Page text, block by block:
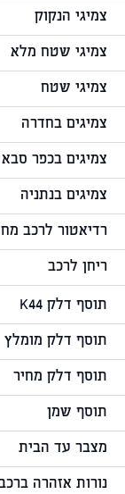
צמיגי הנקוק
צמיגי שטח מלא
צמיגי שטח
צמיגים בחדרה
צמיגים בכפר סבא
צמיגים בנתניה
רדיאטור לרכב
ריחן לרכב
תוסף דלק K44
תוסף דלק מומלץ
תוסף דלק מחיר
תוסף שמן
מצבר עד הבית
נורות אזהרה